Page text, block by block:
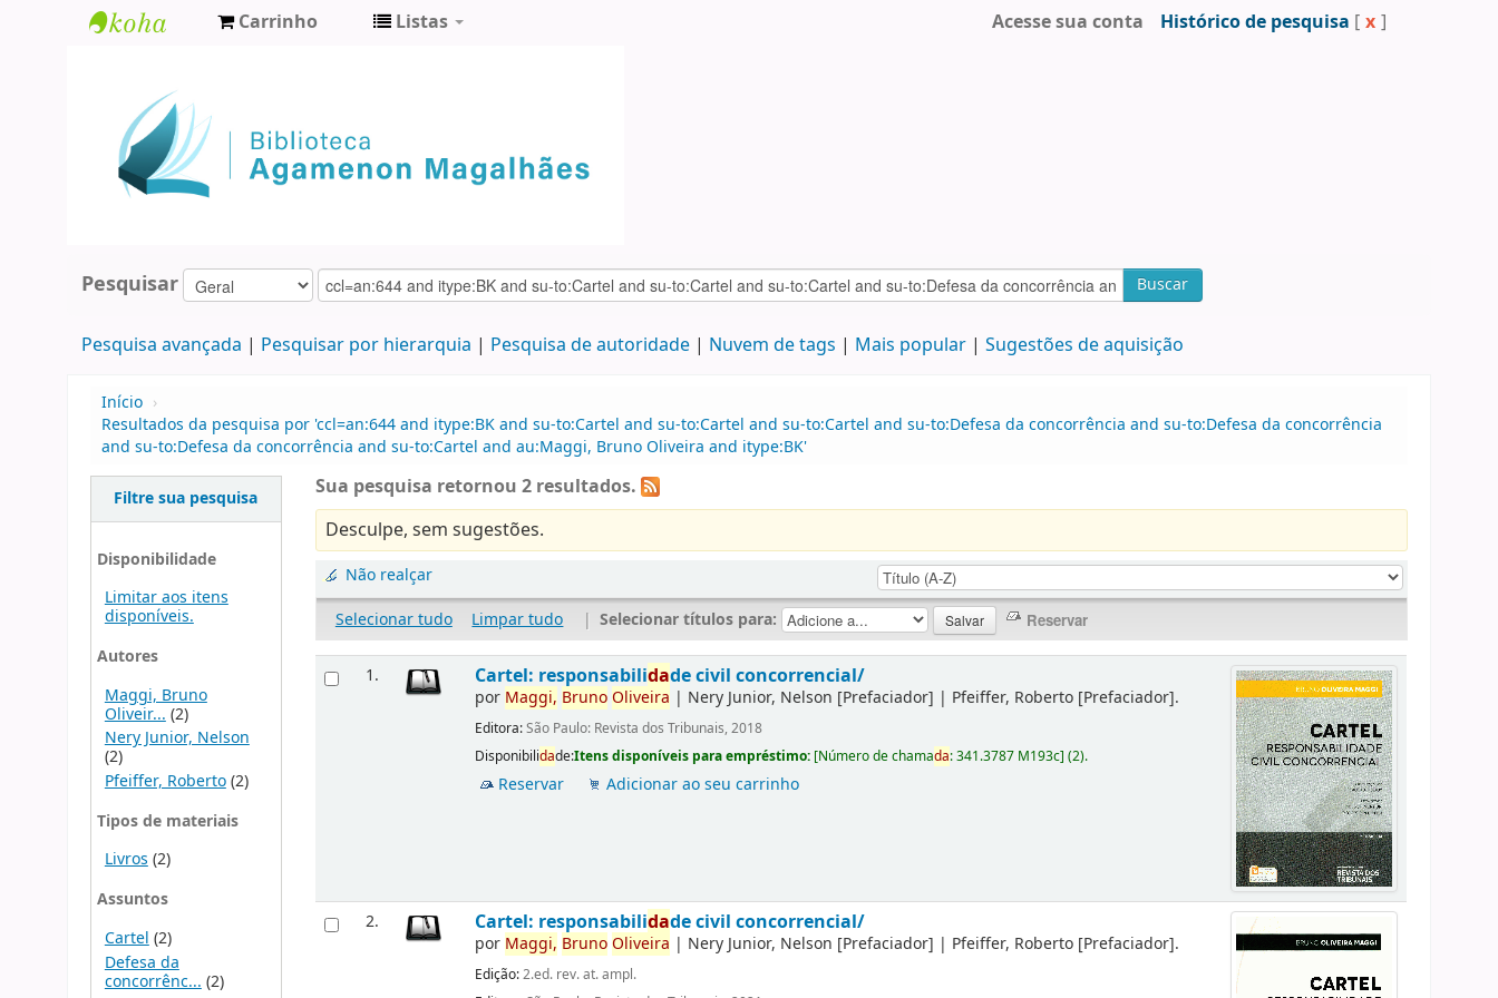
Agamenon
Magalhães
Carrinho Listas Acesse sua conta Histórico de pesquisa [ x ]
Pesquisar Buscar
Pesquisa avançada Pesquisar por hierarquia Pesquisa de autoridade Nuvem de tags Mais popular Sugestões de aquisição
Início ›
Resultados da pesquisa por 'ccl=an:644 and itype:BK and su-to:Cartel and su-to:Cartel and su-to:Cartel and su-to:Defesa da concorrência and su-to:Defesa da concorrência
and su-to:Defesa da concorrência and su-to:Cartel and au:Maggi, Bruno Oliveira and itype:BK'
Filtre sua pesquisa
Disponibilidade
Limitar aos itens
disponíveis.
Autores
Maggi, Bruno
Oliveir... (2)
Nery Junior, Nelson
(2)
Pfeiffer, Roberto(2)
Tipos de materiais
Livros(2)
Assuntos
Cartel (2)
Defesa da
concorrênc... (2)
Sua pesquisa retornou 2 resultados.
Desculpe, sem sugestões.
Não realçar
Selecionar tudo
Limpar tudo | Selecionar títulos para:
1. Cartel: responsabilidade civil concorrencial/
por Maggi, BrunoOliveira | Nery Junior, Nelson [Prefaciador] | Pfeiffer, Roberto [Prefaciador].
Editora:São Paulo: Revista dos Tribunais, 2018
Disponibilidade:Itens disponíveis para empréstimo: [Número de chamada:341.3787 M193c](2).
Reservar Adicionar ao seu carrinho
2. Cartel: responsabilidade civil concorrencial/
por Maggi, BrunoOliveira | Nery Junior, Nelson [Prefaciador] | Pfeiffer, Roberto [Prefaciador].
Edição:2.ed. rev. at. ampl.